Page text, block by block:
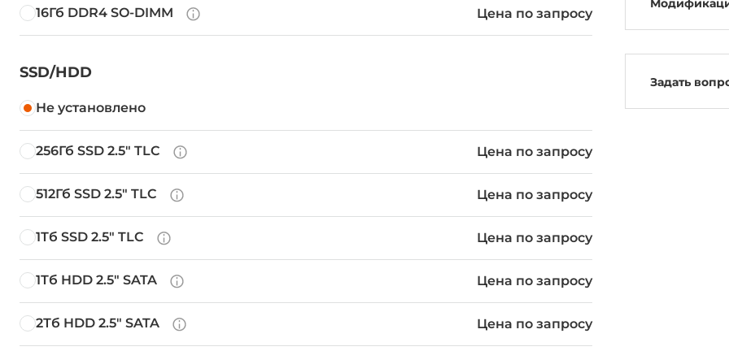
16Гб DDR4 SO-DIMM Цена по запросу
SSD/HDD
Не установлено
256Гб SSD 2.5" TLC Цена по запросу
512Гб SSD 2.5" TLC Цена по запросу
1Тб SSD 2.5" TLC Цена по запросу
1Тб HDD 2.5" SATA Цена по запросу
2Тб HDD 2.5" SATA Цена по запросу
Задать